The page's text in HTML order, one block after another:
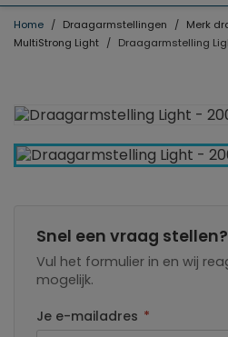
Home Draagarmstellingen Merk
MultiStrong Light
Draagarmstelling
Snel een vraag stellen?
Vul het formulier in en wij
mogelijk.
Je e-mailadres *